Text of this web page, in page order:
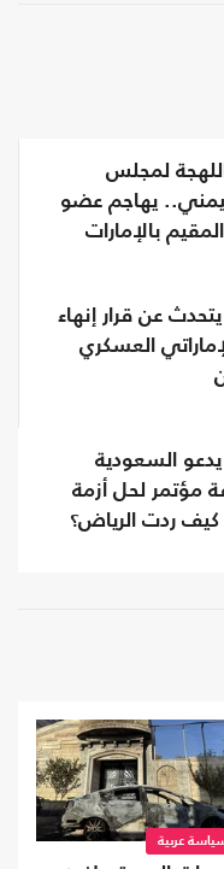
لمجلس
اليمني.. يهاجم عضو
بالإمارات
عن قرار إنهاء
العسكري
يدعو السعودية
مؤتمر لحل أزمة
كيف ردت الرياض؟
عربية